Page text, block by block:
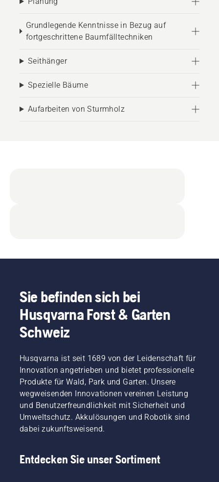
Grundlegende Kenntnisse in Bezug auf
fortgeschrittene Baumfälltechniken
Seithänger
Spezielle Bäume
Aufarbeiten von Sturmholz
Sie befinden sich bei
Husqvarna Forst & Garten
Schweiz
Husqvarna ist seit 1689 von der Leidenschaft für
Innovation angetrieben und bietet professionelle
Produkte für Wald, Park und Garten. Unsere
wegweisenden Innovationen vereinen Leistung
und Benutzerfreundlichkeit mit Sicherheit und
Umweltschutz. Akkulösungen und Robotik sind
dabei zukunftsweisend.
Entdecken Sie unser Sortiment